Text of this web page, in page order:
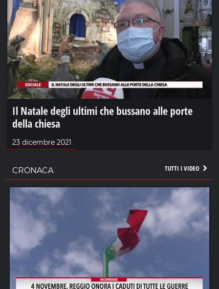
Il Natale degli ultimi che bussano alle porte
della chiesa
23 dicembre 2021
TUTTI I VIDEO
CRONACA